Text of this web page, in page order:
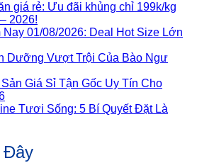
giá rẻ: Ưu đãi khủng chỉ 199k/kg
2026!
Nay 01/08/2026: Deal Hot Size Lớn
Dưỡng Vượt Trội Của Bào Ngư
Giá Sỉ Tận Gốc Uy Tín Cho
Tươi Sống: 5 Bí Quyết Đặt Là
Đây